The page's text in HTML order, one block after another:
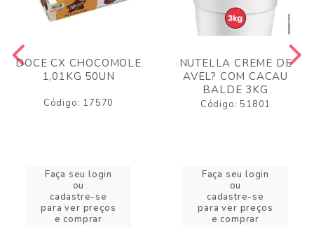
DOCE CX CHOCOMOLE
1,01KG 50UN
Código: 17570
Faça seu login
ou
cadastre-se
para ver preços
e comprar
NUTELLA CREME DE
AVEL? COM CACAU
BALDE 3KG
Código: 51801
Faça seu login
ou
cadastre-se
para ver preços
e comprar